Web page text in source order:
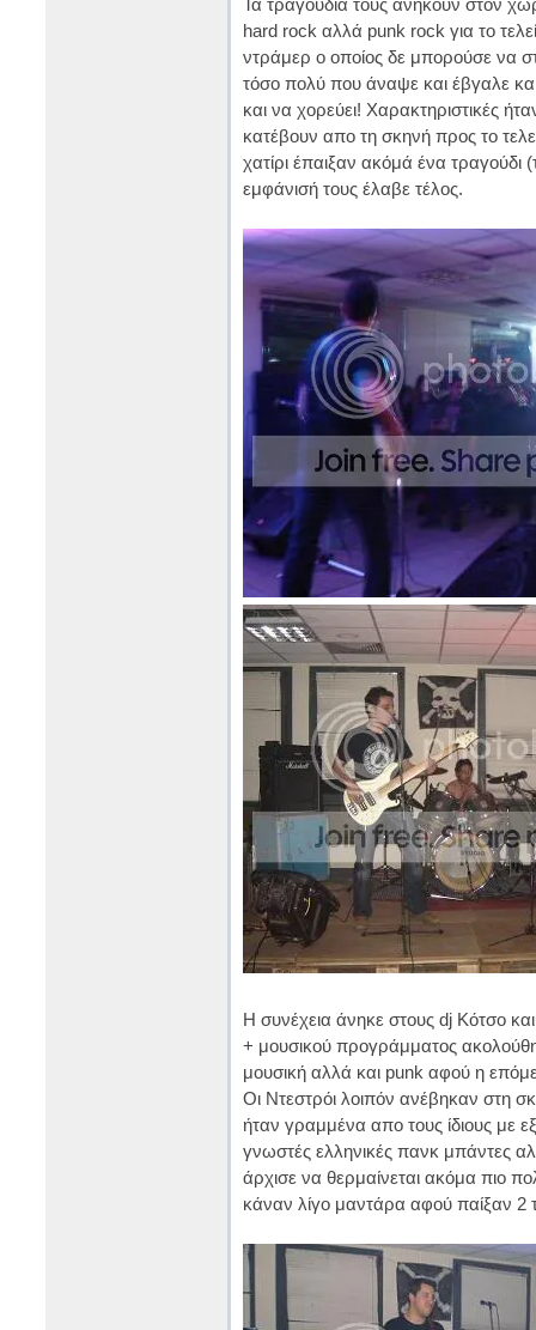
Τα τραγούδια τους ανήκουν στον
hard rock αλλά punk rock για το
ντράμερ ο οποίος δε μπορούσε να
τόσο πολύ που άναψε και έβγαλε
και να χορεύει! Χαρακτηριστικές
κατέβουν απο τη σκηνή προς το
χατίρι έπαιξαν ακόμά ένα
εμφάνισή τους έλαβε τέλος.
Η συνέχεια άνηκε στους dj Kότσο
+ μουσικού προγράμματος
μουσική αλλά και punk αφού η
Οι Ντεστρόι λοιπόν ανέβηκαν στη
ήταν γραμμένα απο τους ίδιους με
γνωστές ελληνικές πανκ μπάντες
άρχισε να θερμαίνεται ακόμα πιο
κάναν λίγο μαντάρα αφού παίξαν 2